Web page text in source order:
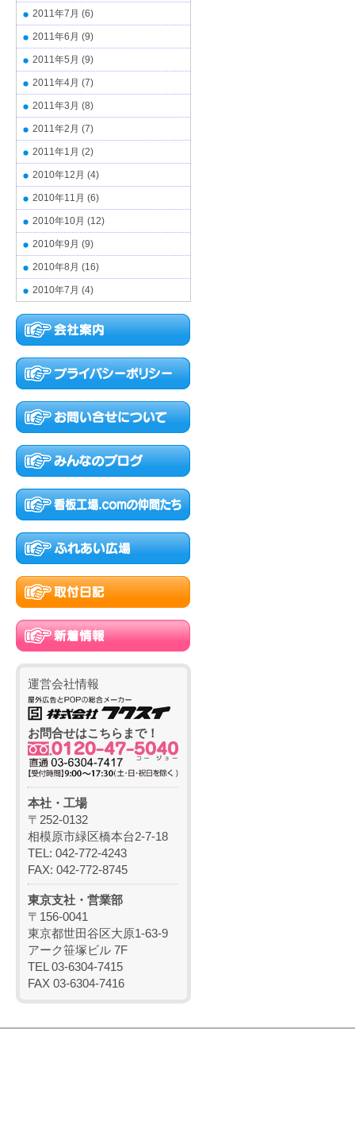
2011年7月 (6)
2011年6月 (9)
2011年5月 (9)
2011年4月 (7)
2011年3月 (8)
2011年2月 (7)
2011年1月 (2)
2010年12月 (4)
2010年11月 (6)
2010年10月 (12)
2010年9月 (9)
2010年8月 (16)
2010年7月 (4)
運営会社情報
お問合せはこちらまで！
本社・工場
〒252-0132
相模原市緑区橋本台2-7-18
TEL: 042-772-4243
FAX: 042-772-8745
東京支社・営業部
〒156-0041
東京都世田谷区大原1-63-9
アーク笹塚ビル 7F
TEL 03-6304-7415
FAX 03-6304-7416